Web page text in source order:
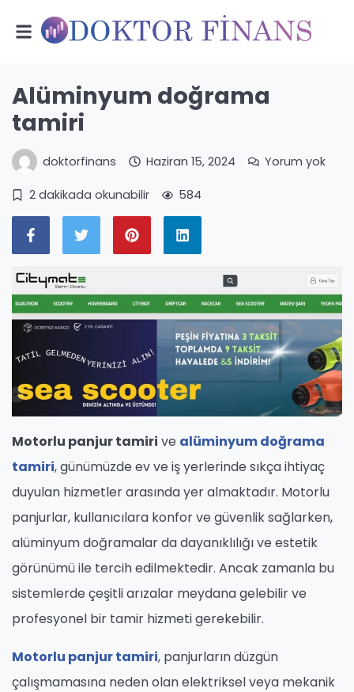
Alüminyum doğrama
tamiri
doktorfinans Haziran 15, 2024 Yorum yok
2 dakikada okunabilir 584
Motorlu panjur tamiri ve alüminyum doğrama
tamiri, günümüzde ev ve iş yerlerinde sıkça ihtiyaç
duyulan hizmetler arasında yer almaktadır. Motorlu
panjurlar, kullanıcılara konfor ve güvenlik sağlarken,
alüminyum doğramalar da dayanıklılığı ve estetik
görünümü ile tercih edilmektedir. Ancak zamanla bu
sistemlerde çeşitli arızalar meydana gelebilir ve
profesyonel bir tamir hizmeti gerekebilir.
Motorlu panjur tamiri, panjurların düzgün
çalışmamasına neden olan elektriksel veya mekanik